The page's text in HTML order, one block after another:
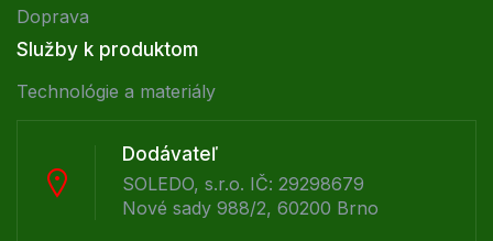
Doprava
Služby k produktom
Technológie a materiály
Dodávateľ
SOLEDO, s.r.o. IČ: 29298679
Nové sady 988/2, 60200 Brno